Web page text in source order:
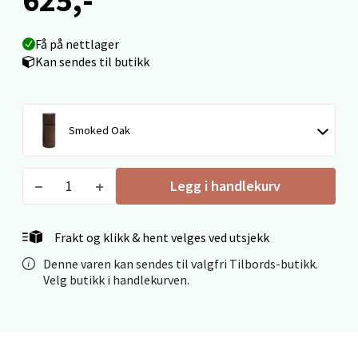
Få på nettlager
Kan sendes til butikk
Smoked Oak
Legg i handlekurv
Frakt og klikk & hent velges ved utsjekk
Denne varen kan sendes til valgfri Tilbords-butikk.
Velg butikk i handlekurven.
Ålesund - Thon Senter Moa
Langelandsvegen 25, 6010 Ålesund
Åpent i dag 10-20
Molde - Moldetorget
Torget 1, 6413 Molde
Åpent i dag 10-20
0 i butikk